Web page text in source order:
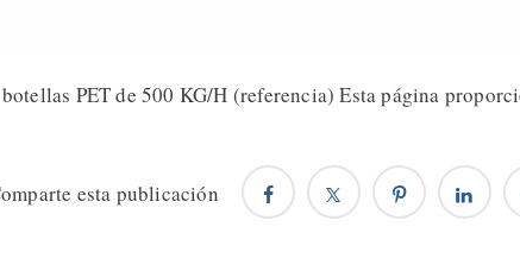
PET de 500 KG/H (referencia) Esta página
esta publicación